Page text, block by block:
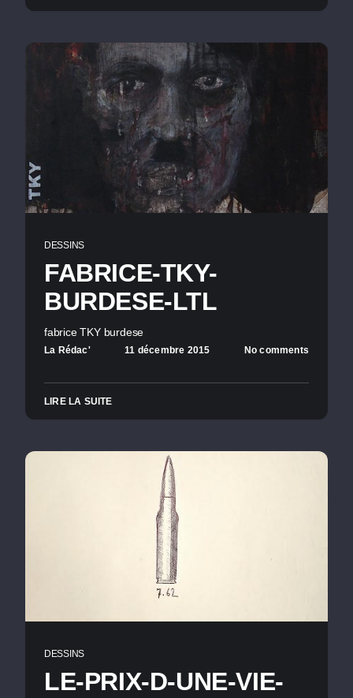
DESSINS
FABRICE-TKY-
BURDESE-LTL
fabrice TKY burdese
La Rédac' 11 décembre 2015 No comments
LIRE LA SUITE
DESSINS
LE-PRIX-D-UNE-VIE-